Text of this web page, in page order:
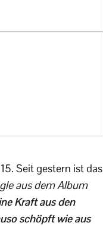
Seit gestern ist das
aus dem Album
Kraft aus den
schöpft wie aus